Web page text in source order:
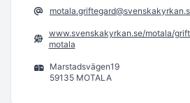
www.svenskakyrkan.se/motala/
motala
Marstadsvägen19
59135 MOTALA